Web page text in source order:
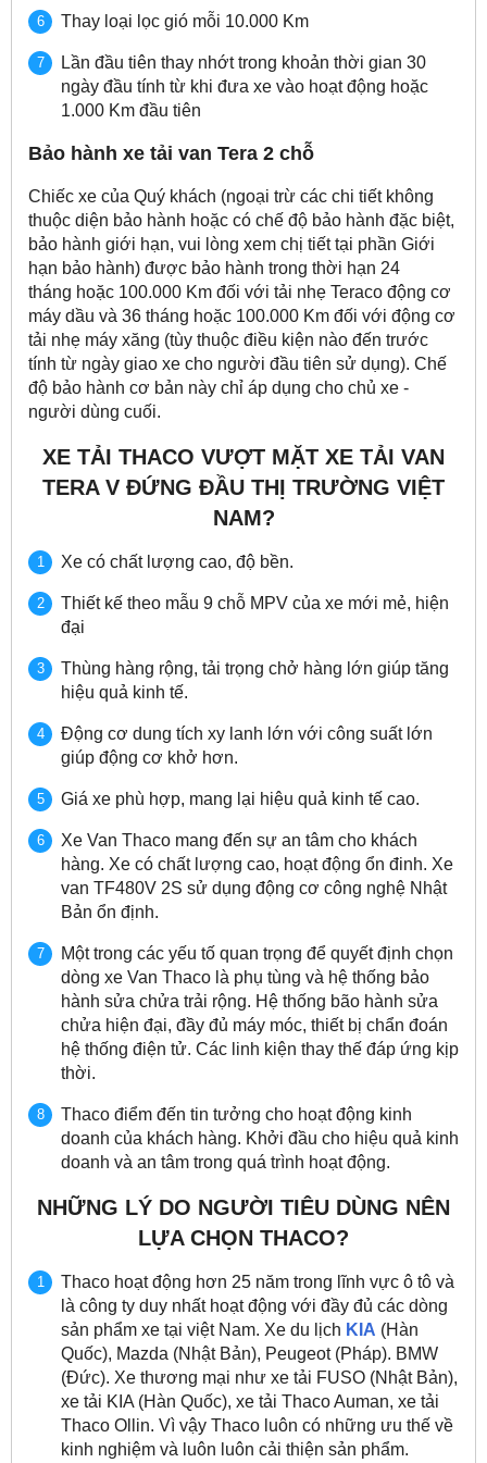
Thay loại lọc gió mỗi 10.000 Km
Lần đầu tiên thay nhớt trong khoản thời gian 30
ngày đầu tính từ khi đưa xe vào hoạt động hoặc
1.000 Km đầu tiên
Bảo hành xe tải van Tera 2 chỗ
Chiếc xe của Quý khách (ngoại trừ các chi tiết không
thuộc diện bảo hành hoặc có chế độ bảo hành đặc biệt,
bảo hành giới hạn, vui lòng xem chị tiết tại phần Giới
hạn bảo hành) được bảo hành trong thời hạn 24
tháng hoặc 100.000 Km đối với tải nhẹ Teraco động cơ
máy dầu và 36 tháng hoặc 100.000 Km đối với động cơ
tải nhẹ máy xăng (tùy thuộc điều kiện nào đến trước
tính từ ngày giao xe cho người đầu tiên sử dụng). Chế
độ bảo hành cơ bản này chỉ áp dụng cho chủ xe -
người dùng cuối.
XE TẢI THACO VƯỢT MẶT XE TẢI VAN
TERA V ĐỨNG ĐẦU THỊ TRƯỜNG VIỆT
NAM?
Xe có chất lượng cao, độ bền.
Thiết kế theo mẫu 9 chỗ MPV của xe mới mẻ, hiện
đại
Thùng hàng rộng, tải trọng chở hàng lớn giúp tăng
hiệu quả kinh tế.
Động cơ dung tích xy lanh lớn với công suất lớn
giúp động cơ khở hơn.
Giá xe phù hợp, mang lại hiệu quả kinh tế cao.
Xe Van Thaco mang đến sự an tâm cho khách
hàng. Xe có chất lượng cao, hoạt động ổn đinh. Xe
van TF480V 2S sử dụng động cơ công nghệ Nhật
Bản ổn định.
Một trong các yếu tố quan trọng để quyết định chọn
dòng xe Van Thaco là phụ tùng và hệ thống bảo
hành sửa chửa trải rộng. Hệ thống bão hành sửa
chửa hiện đại, đầy đủ máy móc, thiết bị chẩn đoán
hệ thống điện tử. Các linh kiện thay thế đáp ứng kịp
thời.
Thaco điểm đến tin tưởng cho hoạt động kinh
doanh của khách hàng. Khởi đầu cho hiệu quả kinh
doanh và an tâm trong quá trình hoạt động.
NHỮNG LÝ DO NGƯỜI TIÊU DÙNG NÊN
LỰA CHỌN THACO?
Thaco hoạt động hơn 25 năm trong lĩnh vực ô tô và
là công ty duy nhất hoạt động với đầy đủ các dòng
sản phẩm xe tại việt Nam. Xe du lịch KIA (Hàn
Quốc), Mazda (Nhật Bản), Peugeot (Pháp). BMW
(Đức). Xe thương mại như xe tải FUSO (Nhật Bản),
xe tải KIA (Hàn Quốc), xe tải Thaco Auman, xe tải
Thaco Ollin. Vì vậy Thaco luôn có những ưu thế về
kinh nghiệm và luôn luôn cải thiện sản phẩm.